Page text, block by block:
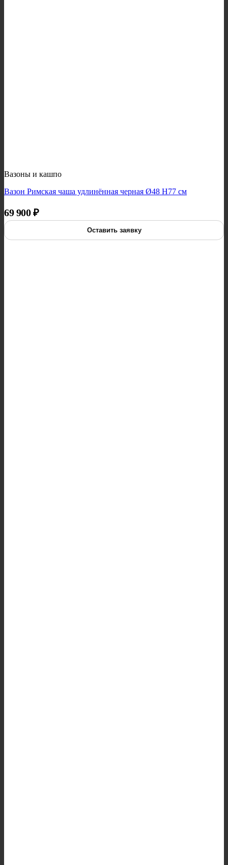
Вазоны и кашпо
Вазон Римская чаша удлинённая черная Ø48 H77 см
69 900₽
Оставить заявку